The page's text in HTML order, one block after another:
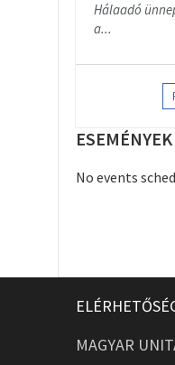
Hálaadó
a...
ESEMÉNYEK
No events
MAGYAR